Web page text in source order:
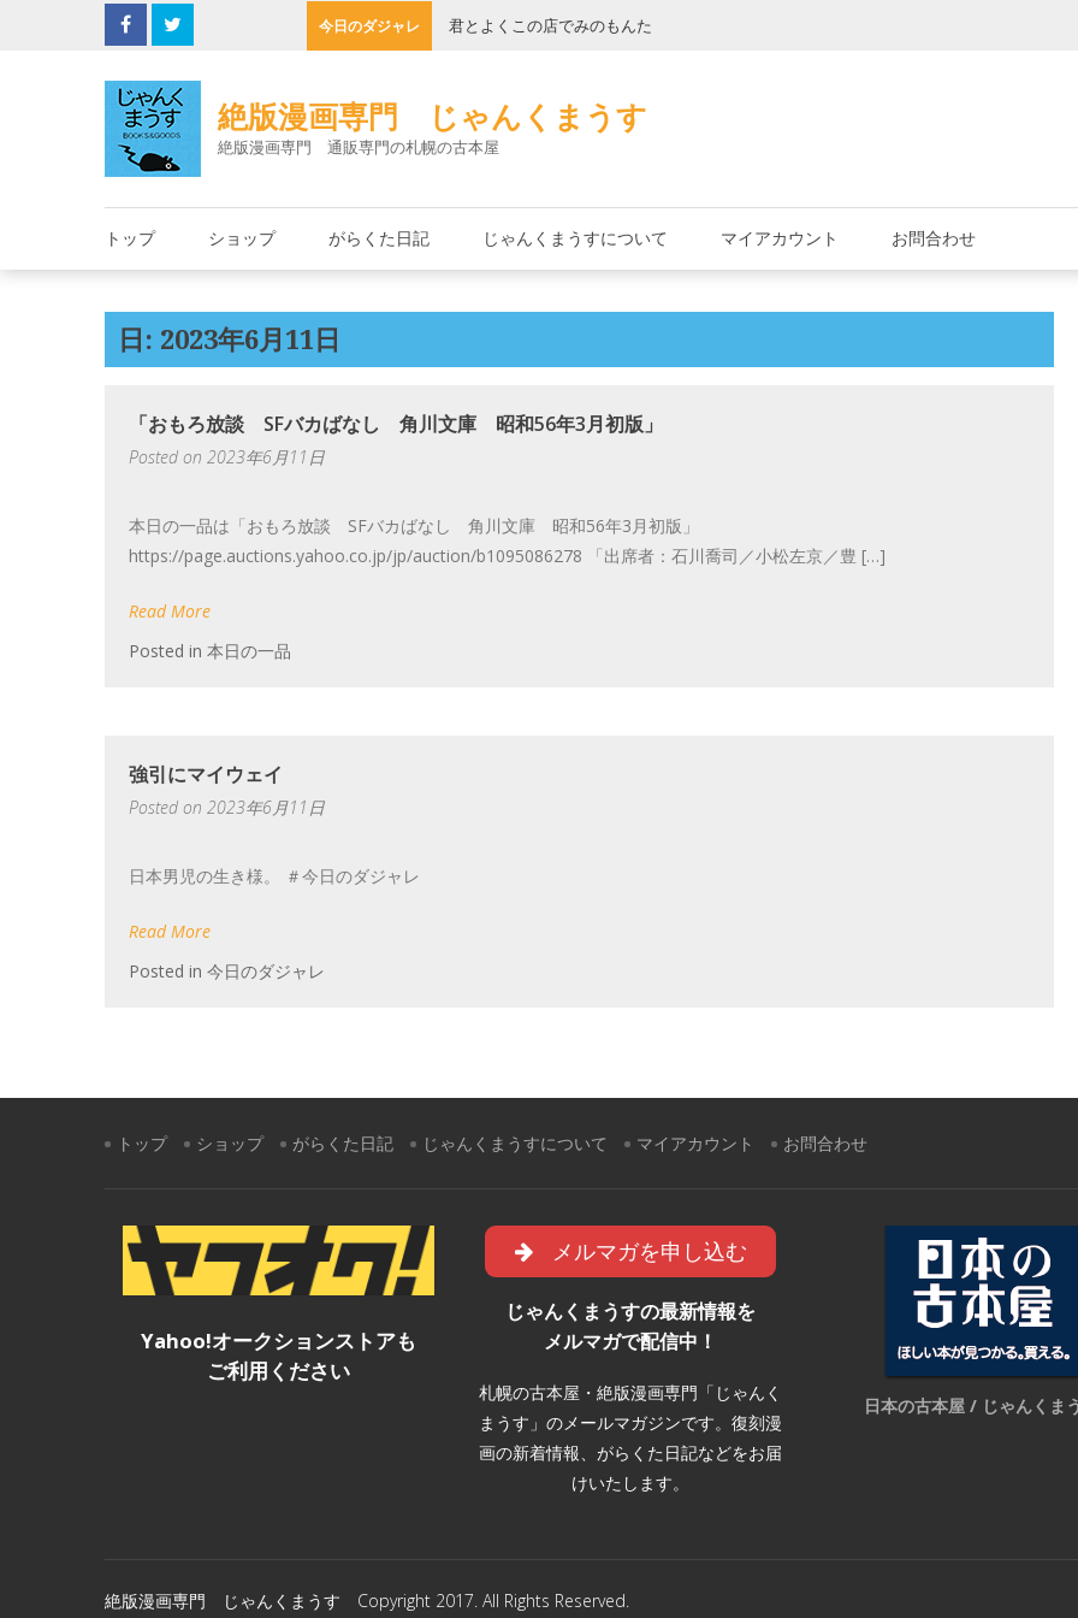
今日のダジャレ 君とよくこの店でみのもんた
絶版漫画専門 じゃんくまうす
絶版漫画専門 通販専門の札幌の古本屋
トップ ショップ がらくた日記 じゃんくまうすについて マイアカウント お問合わせ
日: 2023年6月11日
「おもろ放談 SFバカばなし 角川文庫 昭和56年3月初版」
Posted on 2023年6月11日
本日の一品は「おもろ放談 SFバカばなし 角川文庫 昭和56年3月初版」
https://page.auctions.yahoo.co.jp/jp/auction/b1095086278 「出席者：石川喬司／小松左京／豊 […]
Read More
Posted in 本日の一品
強引にマイウェイ
Posted on 2023年6月11日
日本男児の生き様。 ＃今日のダジャレ
Read More
Posted in 今日のダジャレ
トップ ショップ がらくた日記 じゃんくまうすについて マイアカウント お問合わせ
Yahoo!オークションストアも
ご利用ください
メルマガを申し込む
じゃんくまうすの最新情報を
メルマガで配信中！
札幌の古本屋・絶版漫画専門「じゃんく
まうす」のメールマガジンです。復刻漫
画の新着情報、がらくた日記などをお届
けいたします。
日本の古本屋 / じゃんくま
絶版漫画専門 じゃんくまうす Copyright 2017. All Rights Reserved.